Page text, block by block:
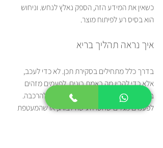
כשאין את המידע הזה, הספק נאלץ לנחש. וניחוש
הוא בסיס רע לפיתוח מוצר.
איך נראה תהליך בריא
בדרך כלל מתחילים בסקירת תכן. לא כדי לעכב,
אלא כדי להבין מה באמת בונים. לפעמים מזהים
בשלב הזה שהקובץ יפה אבל בלתי ניתן להרכבה.
לפעמים מגלים שחסרה גישה לבורג, או שהמעטפת